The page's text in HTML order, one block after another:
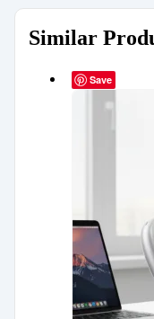
Similar
Save